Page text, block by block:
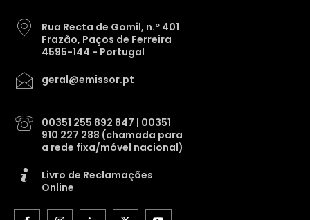
Rua Recta de Gomil, n.º 401
Frazão, Paços de Ferreira
4595-144 - Portugal
geral@emissor.pt
00351 255 892 847 | 00351
910 227 288 (chamada para
a rede fixa/móvel nacional)
Livro de Reclamações
Online